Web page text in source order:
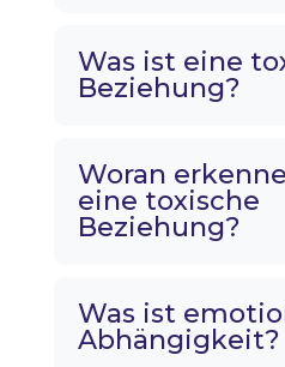
Was ist eine
Beziehung?
Woran
eine toxische
Beziehung?
Was ist
Abhängigkeit?